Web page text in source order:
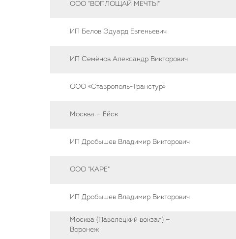
ООО "ВОПЛОЩАЙ МЕЧТЫ"
ИП Белов Эдуард Евгеньевич
ИП Семёнов Александр Викторович
ООО «Ставрополь-Транстур»
Москва — Ейск
ИП Дробышев Владимир Викторович
ООО "КАРЕ"
ИП Дробышев Владимир Викторович
Москва (Павелецкий вокзал) —
Воронеж